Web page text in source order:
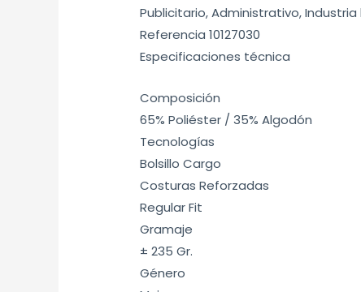
Publicitario, Administrativo, Industria
Referencia 10127030
Especificaciones técnica
Composición
65% Poliéster / 35% Algodón
Tecnologías
Bolsillo Cargo
Costuras Reforzadas
Regular Fit
Gramaje
± 235 Gr.
Género